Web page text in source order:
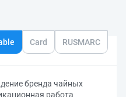
Card RUSMARC
бренда чайных
работа